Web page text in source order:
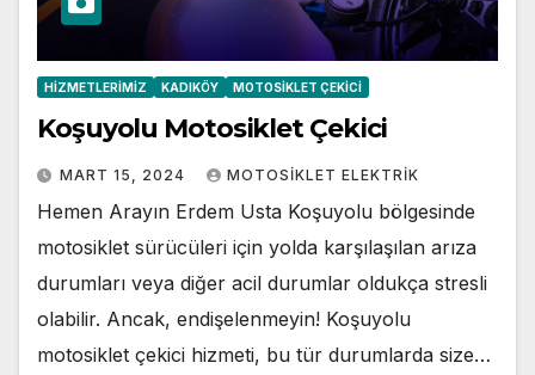
HIZMETLERIMIZ KADIKÖY MOTOSIKLET ÇEKICI
Koşuyolu Motosiklet Çekici
MART 15, 2024 MOTOSIKLET ELEKTRIK
Hemen Arayın Erdem Usta Koşuyolu bölgesinde
motosiklet sürücüleri için yolda karşılaşılan arıza
durumları veya diğer acil durumlar oldukça stresli
olabilir. Ancak, endişelenmeyin! Koşuyolu
motosiklet çekici hizmeti, bu tür durumlarda size…